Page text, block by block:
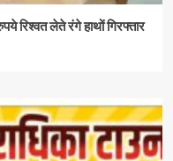
रिश्वत लेते रंगे हाथों गिरफ्तार